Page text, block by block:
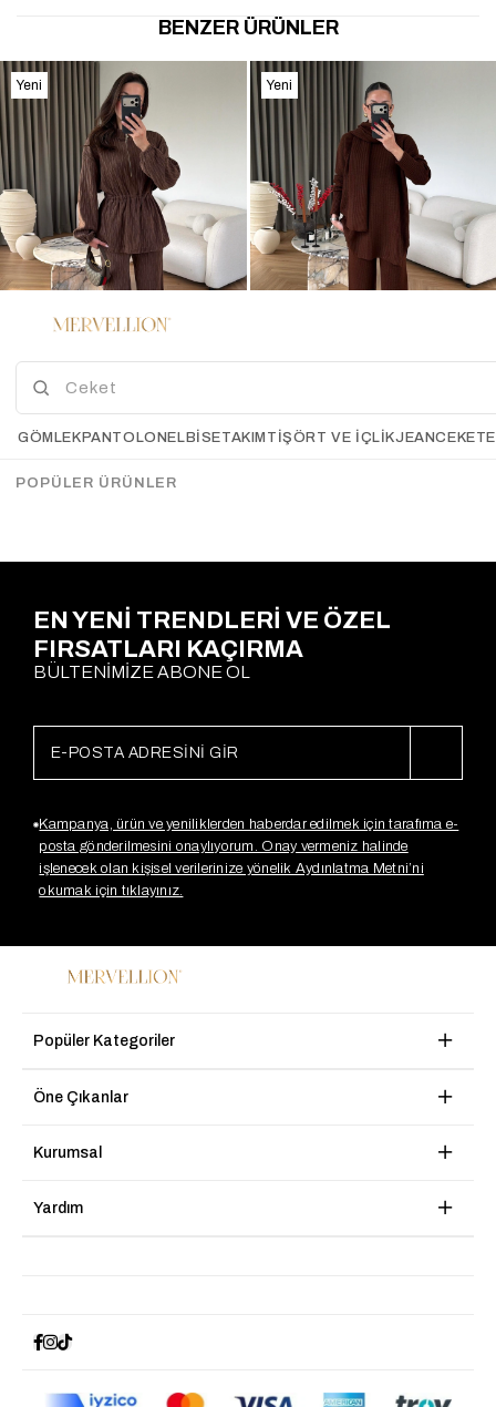
BENZER ÜRÜNLER
Beli Büzgülü Şardonlu Takım
KAHVE
$43.86
$79.53
Yeni
Ürün
Atkılı Üçlü TrikoTakım
KAHVERENGİ
Yeni
Ürün
EN YENİ TRENDLERİ VE ÖZEL
FIRSATLARI KAÇIRMA
BÜLTENİMİZE ABONE OL
Kampanya, ürün ve yeniliklerden haberdar edilmek için tarafıma e-
posta gönderilmesini onaylıyorum. Onay vermeniz halinde
işlenecek olan kişisel verilerinize yönelik Aydınlatma Metni’ni
okumak için tıklayınız.
Popüler Kategoriler
Öne Çıkanlar
Kurumsal
Yardım
GÖMLEKPANTOLONELBİSETAKIM TIŞÖRT VE İÇLIKJEANCEKET
POPÜLER ÜRÜNLER